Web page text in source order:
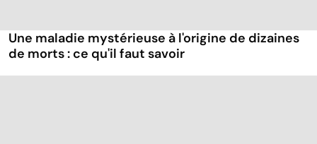
Une maladie mystérieuse à l'origine de dizaines
de morts : ce qu'il faut savoir